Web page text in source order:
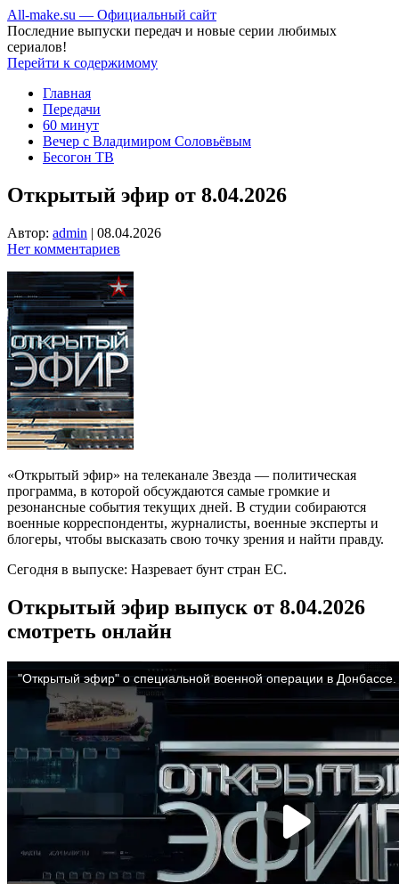
All-make.su — Официальный сайт
Последние выпуски передач и новые серии любимых
сериалов!
Перейти к содержимому
Главная
Передачи
60 минут
Вечер с Владимиром Соловьёвым
Бесогон ТВ
Открытый эфир от 8.04.2026
Автор: admin | 08.04.2026
Нет комментариев
«Открытый эфир» на телеканале Звезда — политическая
программа, в которой обсуждаются самые громкие и
резонансные события текущих дней. В студии собираются
военные корреспонденты, журналисты, военные эксперты и
блогеры, чтобы высказать свою точку зрения и найти правду.
Сегодня в выпуске: Назревает бунт стран ЕС.
Открытый эфир выпуск от 8.04.2026
смотреть онлайн